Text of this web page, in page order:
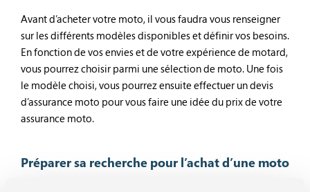
Avant d’acheter votre moto, il vous faudra vous renseigner
sur les différents modèles disponibles et définir vos besoins.
En fonction de vos envies et de votre expérience de motard,
vous pourrez choisir parmi une sélection de moto. Une fois
le modèle choisi, vous pourrez ensuite effectuer un devis
d’assurance moto pour vous faire une idée du prix de votre
assurance moto.
Préparer sa recherche pour l’achat d’une moto